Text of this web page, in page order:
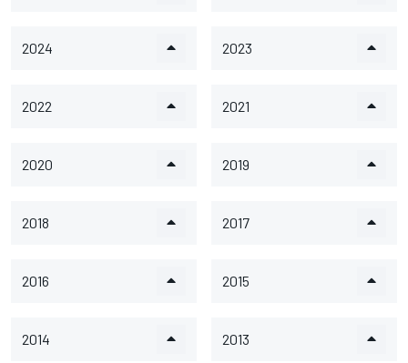
2024 2023
2022 2021
2020 2019
2018 2017
2016 2015
2014 2013